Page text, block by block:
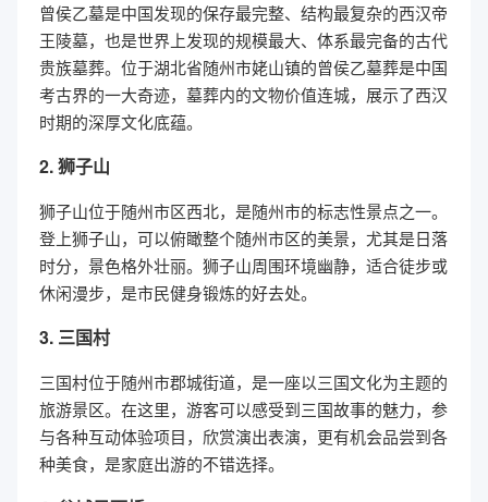
曾侯乙墓是中国发现的保存最完整、结构最复杂的西汉帝
王陵墓，也是世界上发现的规模最大、体系最完备的古代
贵族墓葬。位于湖北省随州市姥山镇的曾侯乙墓葬是中国
考古界的一大奇迹，墓葬内的文物价值连城，展示了西汉
时期的深厚文化底蕴。
2. 狮子山
狮子山位于随州市区西北，是随州市的标志性景点之一。
登上狮子山，可以俯瞰整个随州市区的美景，尤其是日落
时分，景色格外壮丽。狮子山周围环境幽静，适合徒步或
休闲漫步，是市民健身锻炼的好去处。
3. 三国村
三国村位于随州市郡城街道，是一座以三国文化为主题的
旅游景区。在这里，游客可以感受到三国故事的魅力，参
与各种互动体验项目，欣赏演出表演，更有机会品尝到各
种美食，是家庭出游的不错选择。